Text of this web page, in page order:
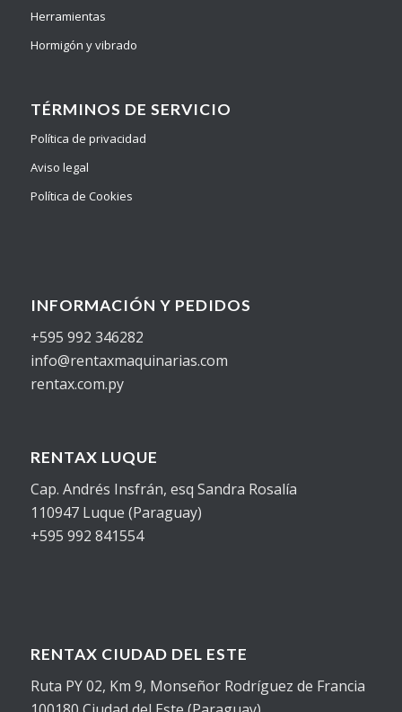
Herramientas
Hormigón y vibrado
TÉRMINOS DE SERVICIO
Política de privacidad
Aviso legal
Política de Cookies
INFORMACIÓN Y PEDIDOS
+595 992 346282
info@rentaxmaquinarias.com
rentax.com.py
RENTAX LUQUE
Cap. Andrés Insfrán, esq Sandra Rosalía
110947 Luque (Paraguay)
+595 992 841554
RENTAX CIUDAD DEL ESTE
Ruta PY 02, Km 9, Monseñor Rodríguez de Francia